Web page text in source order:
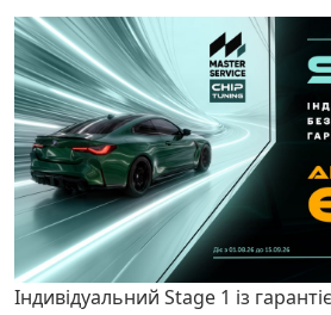
Індивідуальний Stage 1 із